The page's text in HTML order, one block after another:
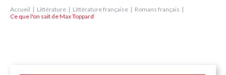
Accueil Littérature Littérature française
Romans français
Ce que l'on sait de Max Toppard